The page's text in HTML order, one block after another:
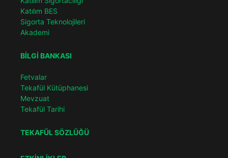
Katılım BES
Sigorta Teknolojileri
Akademi
BİLGİ BANKASI
Fetvalar
Tekafül Kütüphanesi
Mevzuat
Tekafül Tarihi
TEKAFÜL SÖZLÜĞÜ